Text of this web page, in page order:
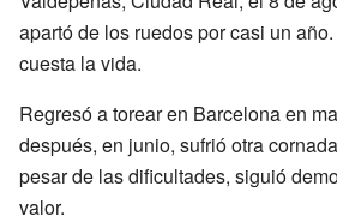
apartó de los ruedos por casi un
cuesta la vida.
Regresó a torear en Barcelona en
después, en junio, sufrió otra
pesar de las dificultades, siguió
valor.